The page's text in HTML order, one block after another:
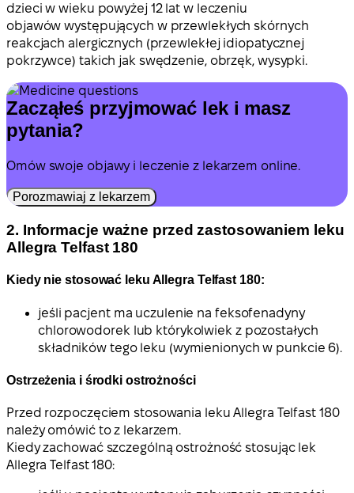
dzieci w wieku powyżej 12 lat w leczeniu
objawów występujących w przewlekłych skórnych
reakcjach alergicznych (przewlekłej idiopatycznej
pokrzywce) takich jak swędzenie, obrzęk, wysypki.
Zacząłeś przyjmować lek i masz
pytania?
Omów swoje objawy i leczenie z lekarzem online.
Porozmawiaj z lekarzem
2. Informacje ważne przed zastosowaniem leku
Allegra Telfast 180
Kiedy nie stosować leku Allegra Telfast 180:
jeśli pacjent ma uczulenie na feksofenadyny
chlorowodorek lub którykolwiek z pozostałych
składników tego leku (wymienionych w punkcie 6).
Ostrzeżenia i środki ostrożności
Przed rozpoczęciem stosowania leku Allegra Telfast 180
należy omówić to z lekarzem.
Kiedy zachować szczególną ostrożność stosując lek
Allegra Telfast 180: